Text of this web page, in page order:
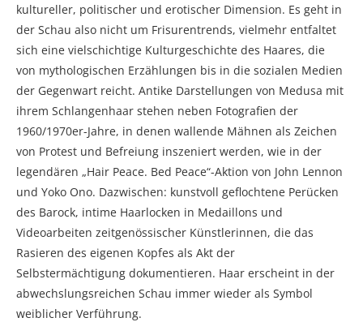
kultureller, politischer und erotischer Dimension. Es geht in
der Schau also nicht um Frisurentrends, vielmehr entfaltet
sich eine vielschichtige Kulturgeschichte des Haares, die
von mythologischen Erzählungen bis in die sozialen Medien
der Gegenwart reicht. Antike Darstellungen von Medusa mit
ihrem Schlangenhaar stehen neben Fotografien der
1960/1970er-Jahre, in denen wallende Mähnen als Zeichen
von Protest und Befreiung inszeniert werden, wie in der
legendären „Hair Peace. Bed Peace“-Aktion von John Lennon
und Yoko Ono. Dazwischen: kunstvoll geflochtene Perücken
des Barock, intime Haarlocken in Medaillons und
Videoarbeiten zeitgenössischer Künstlerinnen, die das
Rasieren des eigenen Kopfes als Akt der
Selbstermächtigung dokumentieren. Haar erscheint in der
abwechslungsreichen Schau immer wieder als Symbol
weiblicher Verführung.